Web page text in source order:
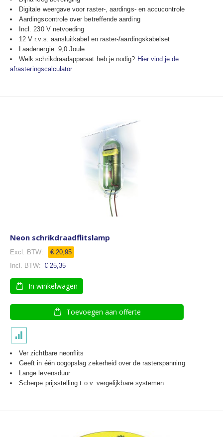
Digitale weergave voor raster-, aardings- en accucontrole
Aardingscontrole over betreffende aarding
Incl. 230 V netvoeding
12 V r.v.s. aansluitkabel en raster-/aardingskabelset
Laadenergie: 9,0 Joule
Welk schrikdraadapparaat heb je nodig? Hier vind je de
afrasteringscalculator
Neon schrikdraadflitslamp
€ 20,95
€ 25,35
In winkelwagen
Toevoegen aan offerte
Ver zichtbare neonflits
Geeft in één oogopslag zekerheid over de rasterspanning
Lange levensduur
Scherpe prijsstelling t.o.v. vergelijkbare systemen